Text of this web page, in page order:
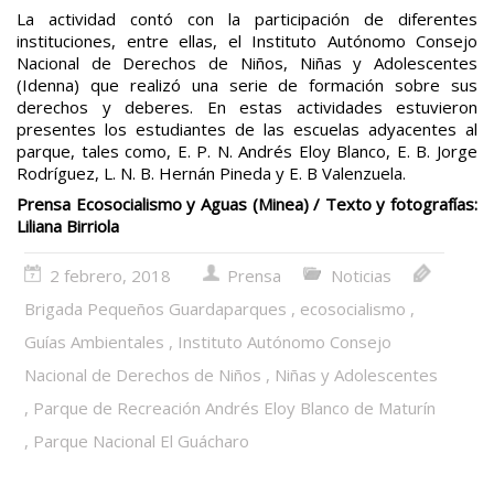
La actividad contó con la participación de diferentes
instituciones, entre ellas, el Instituto Autónomo Consejo
Nacional de Derechos de Niños, Niñas y Adolescentes
(Idenna) que realizó una serie de formación sobre sus
derechos y deberes. En estas actividades estuvieron
presentes los estudiantes de las escuelas adyacentes al
parque, tales como, E. P. N. Andrés Eloy Blanco, E. B. Jorge
Rodríguez, L. N. B. Hernán Pineda y E. B Valenzuela.
Prensa Ecosocialismo y Aguas (Minea) / Texto y fotografías:
Liliana Birriola
2 febrero, 2018 Prensa
Noticias
Brigada Pequeños Guardaparques , ecosocialismo ,
Guías Ambientales , Instituto Autónomo Consejo
Nacional de Derechos de Niños , Niñas y Adolescentes
, Parque de Recreación Andrés Eloy Blanco de Maturín
, Parque Nacional El Guácharo